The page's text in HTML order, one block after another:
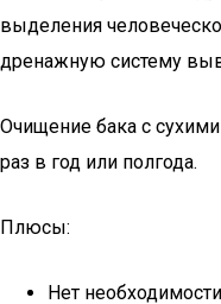
выделения
дренажную систему
Очищение бака с
раз в год или полгода.
Плюсы:
Нет